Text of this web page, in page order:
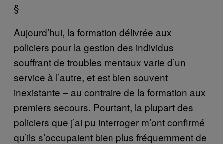
§
Aujourd’hui, la formation délivrée aux
policiers pour la gestion des individus
souffrant de troubles mentaux varie d’un
service à l’autre, et est bien souvent
inexistante – au contraire de la formation aux
premiers secours. Pourtant, la plupart des
policiers que j’ai pu interroger m’ont confirmé
qu’ils s’occupaient bien plus fréquemment de